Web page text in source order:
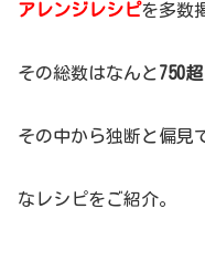
アレンジレシピを多数
その総数はなんと750超
その中から独断と偏見
なレシピをご紹介。